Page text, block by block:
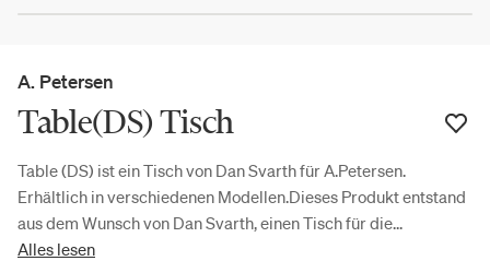
A. Petersen
Table(DS) Tisch
Table (DS) ist ein Tisch von Dan Svarth für A.Petersen.
Erhältlich in verschiedenen Modellen.Dieses Produkt entstand
aus dem Wunsch von Dan Svarth, einen Tisch für die...
Alles lesen